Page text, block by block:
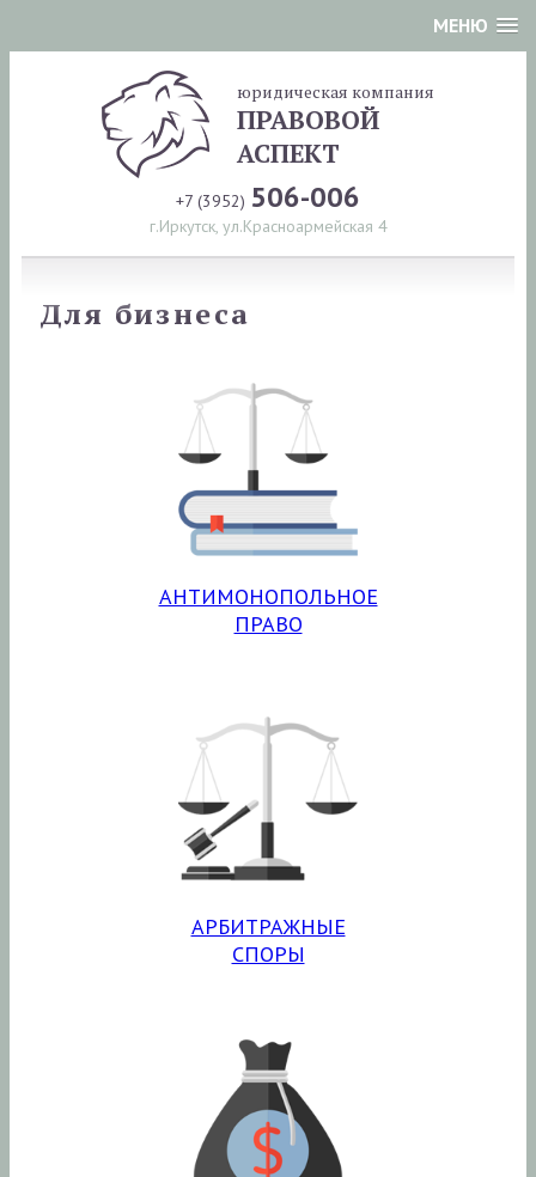
МЕНЮ
юридическая компания
ПРАВОВОЙ
АСПЕКТ
+7 (3952) 506-006
г.Иркутск, ул.Красноармейская 4
Для бизнеса
АНТИМОНОПОЛЬНОЕ
ПРАВО
АРБИТРАЖНЫЕ
СПОРЫ